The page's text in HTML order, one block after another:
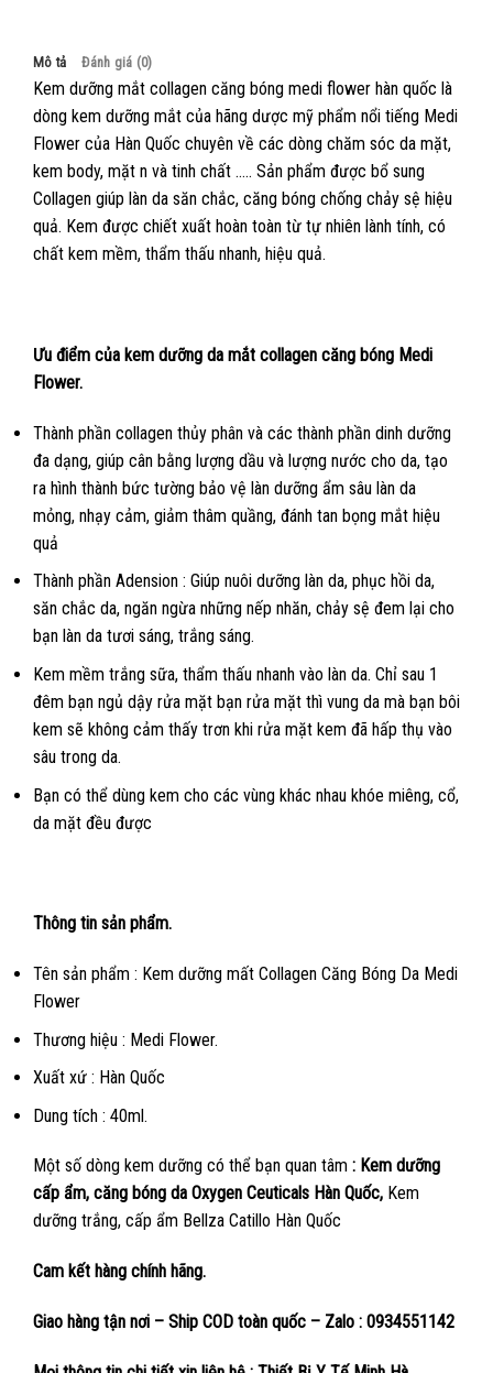
Mô tả Đánh giá (0)
Kem dưỡng mắt collagen căng bóng medi flower hàn quốc là
dòng kem dưỡng mắt của hãng dược mỹ phẩm nổi tiếng Medi
Flower của Hàn Quốc chuyên về các dòng chăm sóc da mặt,
kem body, mặt n và tinh chất ….. Sản phẩm được bổ sung
Collagen giúp làn da săn chắc, căng bóng chống chảy sệ hiệu
quả. Kem được chiết xuất hoàn toàn từ tự nhiên lành tính, có
chất kem mềm, thẩm thấu nhanh, hiệu quả.
Ưu điểm của kem dưỡng da mắt collagen căng bóng Medi
Flower.
Thành phần collagen thủy phân và các thành phần dinh dưỡng
đa dạng, giúp cân bằng lượng dầu và lượng nước cho da, tạo
ra hình thành bức tường bảo vệ làn dưỡng ẩm sâu làn da
mỏng, nhạy cảm, giảm thâm quầng, đánh tan bọng mắt hiệu
quả
Thành phần Adension : Giúp nuôi dưỡng làn da, phục hồi da,
săn chắc da, ngăn ngừa những nếp nhăn, chảy sệ đem lại cho
bạn làn da tươi sáng, trắng sáng.
Kem mềm trắng sữa, thẩm thấu nhanh vào làn da. Chỉ sau 1
đêm bạn ngủ dậy rửa mặt bạn rửa mặt thì vung da mà bạn bôi
kem sẽ không cảm thấy trơn khi rửa mặt kem đã hấp thụ vào
sâu trong da.
Bạn có thể dùng kem cho các vùng khác nhau khóe miêng, cổ,
da mặt đều được
Thông tin sản phẩm.
Tên sản phẩm : Kem dưỡng mất Collagen Căng Bóng Da Medi
Flower
Thương hiệu : Medi Flower.
Xuất xứ : Hàn Quốc
Dung tích : 40ml.
Một số dòng kem dưỡng có thể bạn quan tâm : Kem dưỡng
cấp ẩm, căng bóng da Oxygen Ceuticals Hàn Quốc, Kem
dưỡng trắng, cấp ẩm Bellza Catillo Hàn Quốc
Cam kết hàng chính hãng.
Giao hàng tận nơi – Ship COD toàn quốc – Zalo : 0934551142